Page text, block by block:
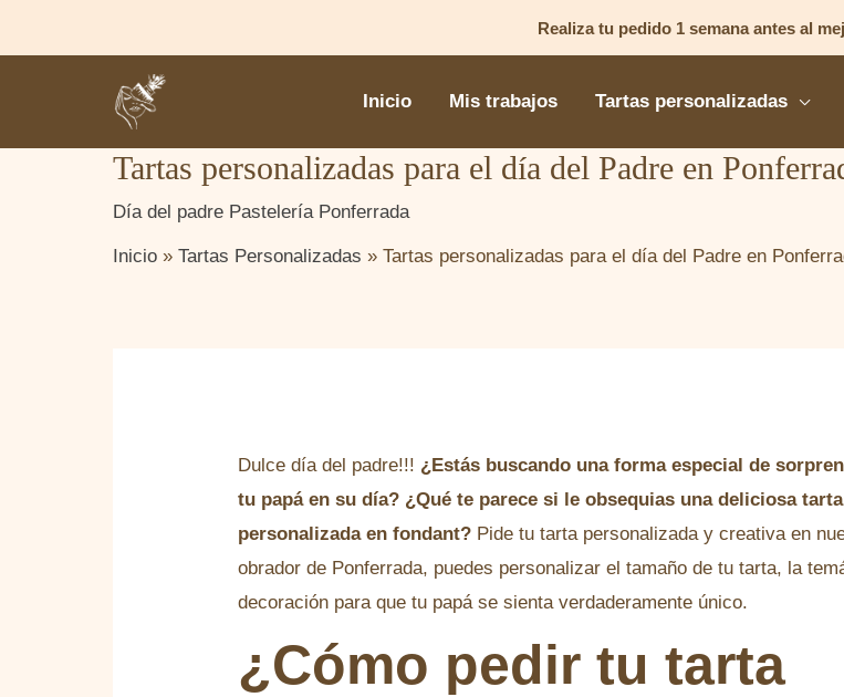
al
Realiza tu pedido 1 semana antes al
Inicio Mis trabajos Tartas personalizadas
Tartas personalizadas para el día del Padre en
Día del padre Pastelería Ponferrada
Inicio Tartas Personalizadas Tartas personalizadas para el día del Padre en
Dulce día del padre!!! ¿Estás buscando una forma especial de
tu papá en su día? ¿Qué te parece si le obsequias una deliciosa tarta
personalizada en fondant? Pide tu tarta personalizada y creativa en
obrador de Ponferrada, puedes personalizar el tamaño de tu tarta, la
decoración para que tu papá se sienta verdaderamente único.
¿Cómo pedir tu tarta